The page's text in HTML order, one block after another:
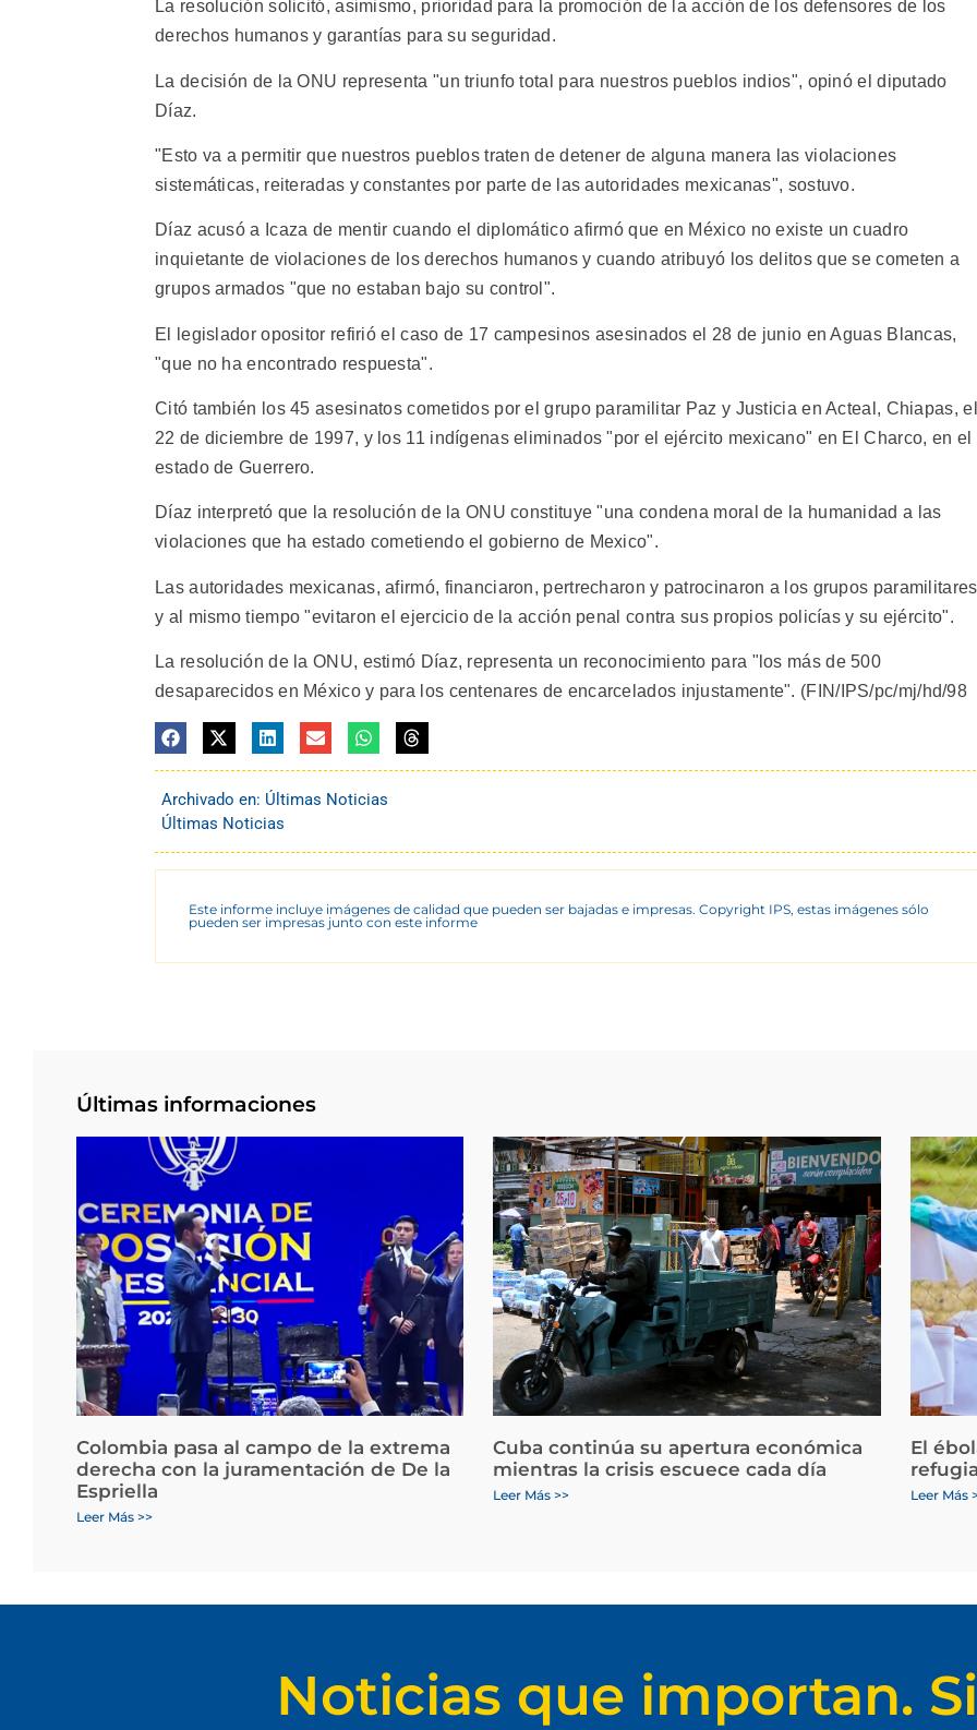
La resolución solicitó, asimismo, prioridad para la promoción de la acción de los defensores de los
derechos humanos y garantías para su seguridad.
La decisión de la ONU representa "un triunfo total para nuestros pueblos indios", opinó el diputado
Díaz.
"Esto va a permitir que nuestros pueblos traten de detener de alguna manera las violaciones
sistemáticas, reiteradas y constantes por parte de las autoridades mexicanas", sostuvo.
Díaz acusó a Icaza de mentir cuando el diplomático afirmó que en México no existe un cuadro
inquietante de violaciones de los derechos humanos y cuando atribuyó los delitos que se cometen a
grupos armados "que no estaban bajo su control".
El legislador opositor refirió el caso de 17 campesinos asesinados el 28 de junio en Aguas Blancas,
"que no ha encontrado respuesta".
Citó también los 45 asesinatos cometidos por el grupo paramilitar Paz y Justicia en Acteal, Chiapas, el
22 de diciembre de 1997, y los 11 indígenas eliminados "por el ejército mexicano" en El Charco, en el
estado de Guerrero.
Díaz interpretó que la resolución de la ONU constituye "una condena moral de la humanidad a las
violaciones que ha estado cometiendo el gobierno de Mexico".
Las autoridades mexicanas, afirmó, financiaron, pertrecharon y patrocinaron a los grupos paramilitares
y al mismo tiempo "evitaron el ejercicio de la acción penal contra sus propios policías y su ejército".
La resolución de la ONU, estimó Díaz, representa un reconocimiento para "los más de 500
desaparecidos en México y para los centenares de encarcelados injustamente". (FIN/IPS/pc/mj/hd/98
Archivado en: Últimas Noticias
Últimas Noticias
Este informe incluye imágenes de calidad que pueden ser bajadas e impresas. Copyright IPS, estas imágenes sólo
pueden ser impresas junto con este informe
Últimas informaciones
Colombia pasa al campo de la extrema
derecha con la juramentación de De la
Espriella
Leer Más >>
Cuba continúa su apertura económica
mientras la crisis escuece cada día
Leer Más >>
El
Leer Más
Noticias que importan.